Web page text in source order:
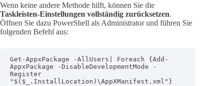
Wenn keine andere Methode hilft, können Sie die
Taskleisten-Einstellungen vollständig zurücksetzen.
Öffnen Sie dazu PowerShell als Administrator und führen Sie
folgenden Befehl aus:
Get-AppxPackage -AllUsers| Foreach {Add-
AppxPackage -DisableDevelopmentMode -
Register
"$($_.InstallLocation)\AppXManifest.xml"}